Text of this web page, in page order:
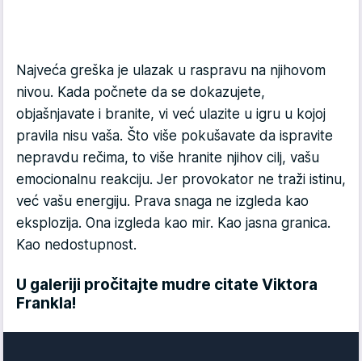
Najveća greška je ulazak u raspravu na njihovom
nivou. Kada počnete da se dokazujete,
objašnjavate i branite, vi već ulazite u igru u kojoj
pravila nisu vaša. Što više pokušavate da ispravite
nepravdu rečima, to više hranite njihov cilj, vašu
emocionalnu reakciju. Jer provokator ne traži istinu,
već vašu energiju. Prava snaga ne izgleda kao
eksplozija. Ona izgleda kao mir. Kao jasna granica.
Kao nedostupnost.
U galeriji pročitajte mudre citate Viktora
Frankla!